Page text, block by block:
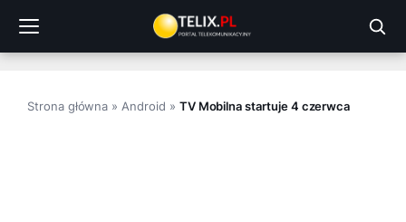
treści
Strona główna » Android » TV Mobilna startuje 4 czerwca